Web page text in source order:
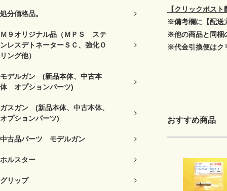
処分価格品。
Ｍ９オリジナル品（ＭＰＳ ステ
ンレスデトネーターＳＣ、強化Ｏ
リング他）
モデルガン (新品本体、中古本
体 オプションパーツ)
ガスガン (新品本体、中古本体、
オプションパーツ)
中古品パーツ モデルガン
ホルスター
グリップ
【クリックポス
※備考欄に【配送
※他の商品と同梱
※代金引換便はク
おすすめ商品